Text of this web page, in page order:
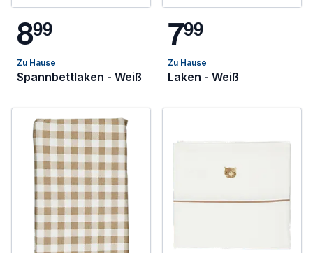
899
Zu Hause
Spannbettlaken - Weiß
799
Zu Hause
Laken - Weiß